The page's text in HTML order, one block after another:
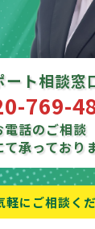
ート相談窓
769-
電話のご相談
て承っており
軽にご相談く